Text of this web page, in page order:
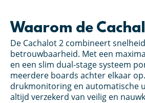
Waarom de
De Cachalot 2 combineert
betrouwbaarheid. Met een
en een slim dual-stage systeem
meerdere boards achter elkaar
drukmonitoring en automatische
altijd verzekerd van veilig en